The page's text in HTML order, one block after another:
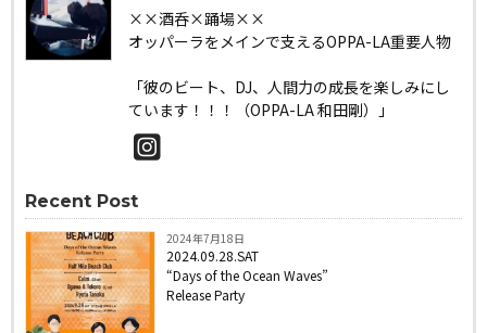
××酒呑×踊場××
オッパーラをメインで支えるOPPA-LA重要人物
「彼のビート、DJ、人間力の成長を楽しみにし
ています！！！（OPPA-LA 和田剛）」
Recent Post
2024年7月18日
2024.09.28.SAT
“Days of the Ocean Waves”
Release Party